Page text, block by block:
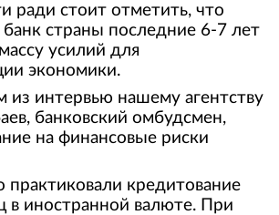
ради стоит отметить, что
страны последние 6-7 лет
усилий для
экономики.
из интервью нашему агентству
банковский омбудсмен,
на финансовые риски
кредитование
в иностранной валюте. При